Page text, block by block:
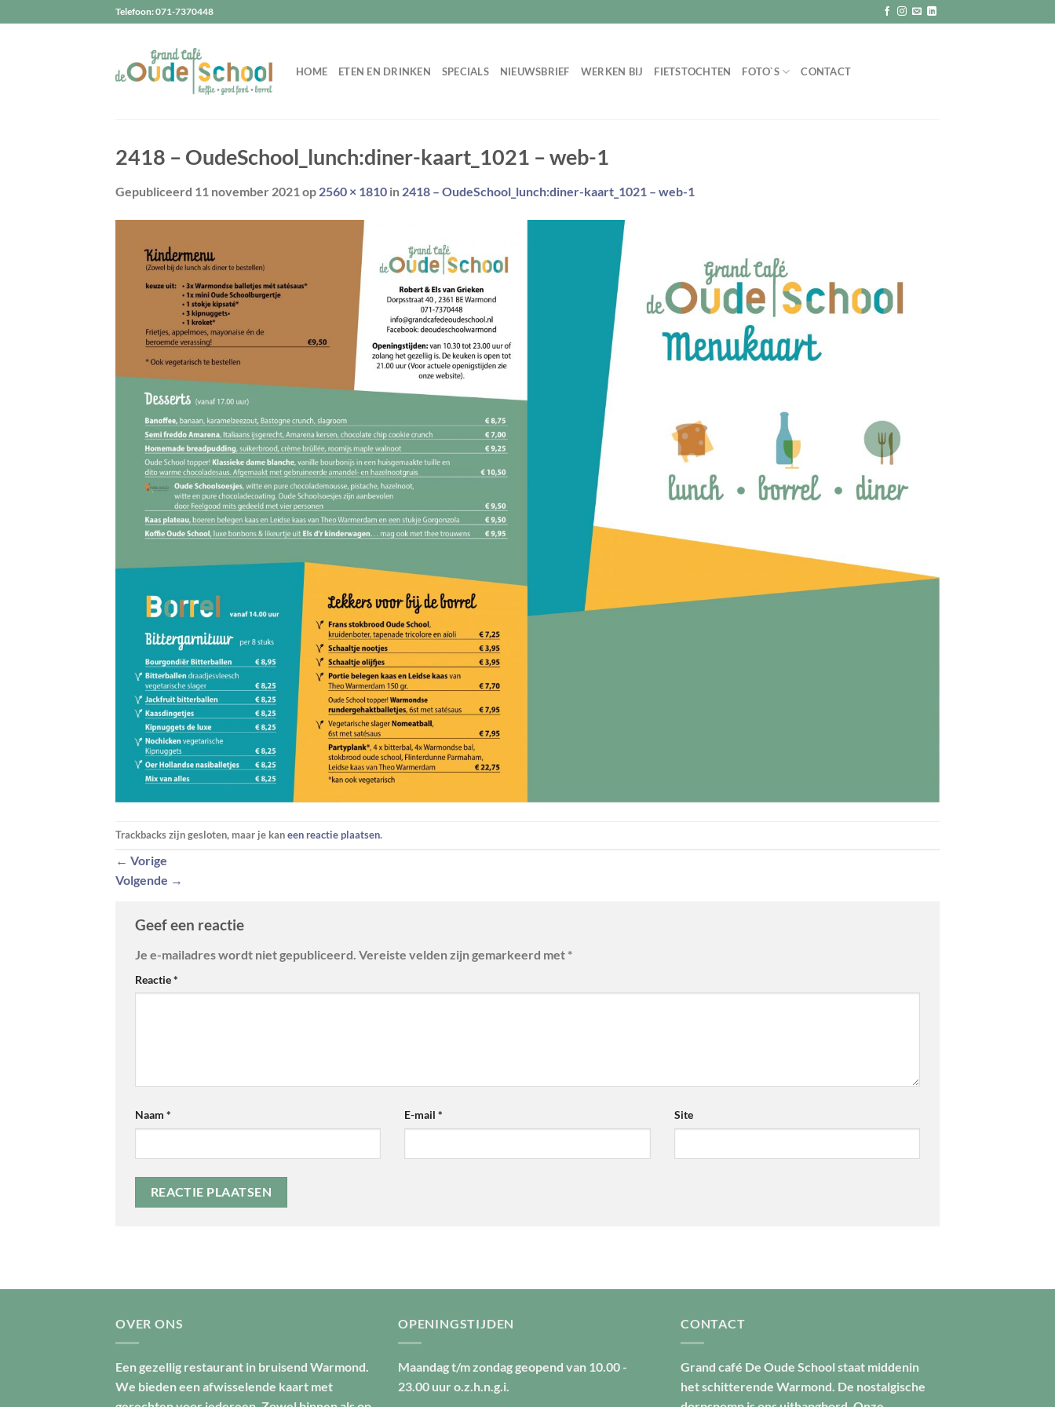
naar
Telefoon: 071-7370448
HOME ETEN EN DRINKEN SPECIALS NIEUWSBRIEF WERKEN BIJ FIETSTOCHTEN FOTO`S CONTACT
2418 – OudeSchool_lunch:diner-kaart_1021 – web-1
Gepubliceerd 11 november 2021 op 2560 × 1810 in 2418 – OudeSchool_lunch:diner-kaart_1021 – web-1
Trackbacks zijn gesloten, maar je kaneen reactie plaatsen.
← Vorige
Volgende →
Geef een reactie
Je e-mailadres wordt niet gepubliceerd. Vereiste velden zijn gemarkeerd met *
Reactie*
Naam * E-mail* Site
OVER ONS
Een gezellig restaurant in bruisend Warmond.
We bieden een afwisselende kaart met
OPENINGSTIJDEN
Maandag t/m zondag geopend van 10.00 -
23.00 uur o.z.h.n.g.i.
CONTACT
Grand café De Oude School staat middenin
het schitterende Warmond. De nostalgische